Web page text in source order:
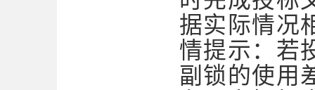
据实际情况
情提示：若
副锁的使用